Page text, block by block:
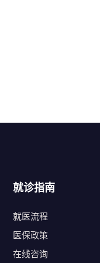
就诊指南
就医流程
医保政策
在线咨询